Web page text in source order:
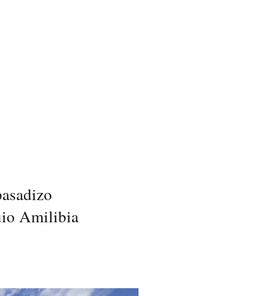
Amilibia